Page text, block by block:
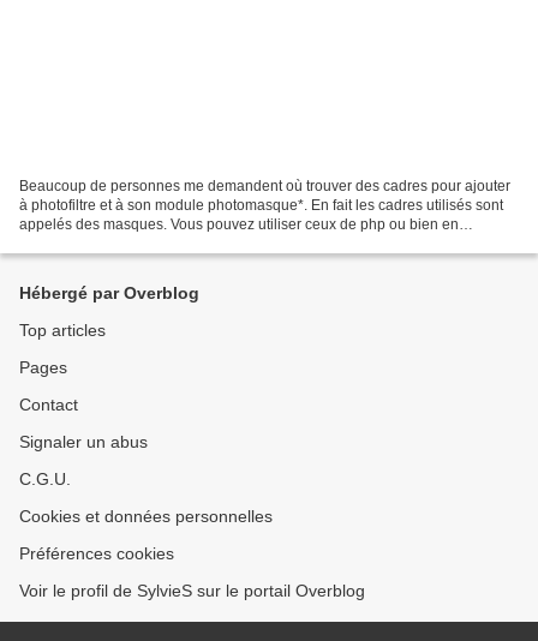
Beaucoup de personnes me demandent où trouver des cadres pour ajouter
à photofiltre et à son module photomasque*. En fait les cadres utilisés sont
appelés des masques. Vous pouvez utiliser ceux de php ou bien en
Hébergé par Overblog
Top articles
Pages
Contact
Signaler un abus
C.G.U.
Cookies et données personnelles
Préférences cookies
Voir le profil de SylvieS sur le portail Overblog